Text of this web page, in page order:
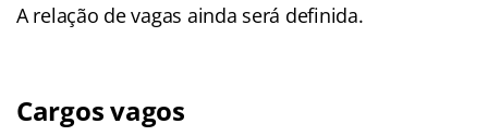
A relação de vagas ainda será definida.
Cargos vagos